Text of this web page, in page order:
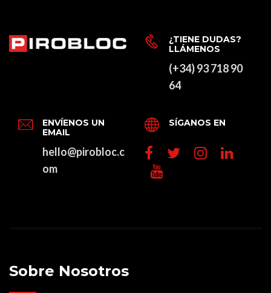
¿TIENE DUDAS?
LLÁMENOS
(+34) 93 718 90
64
ENVÍENOS UN
EMAIL
hello@pirobloc.c
om
SÍGANOS EN
Sobre Nosotros